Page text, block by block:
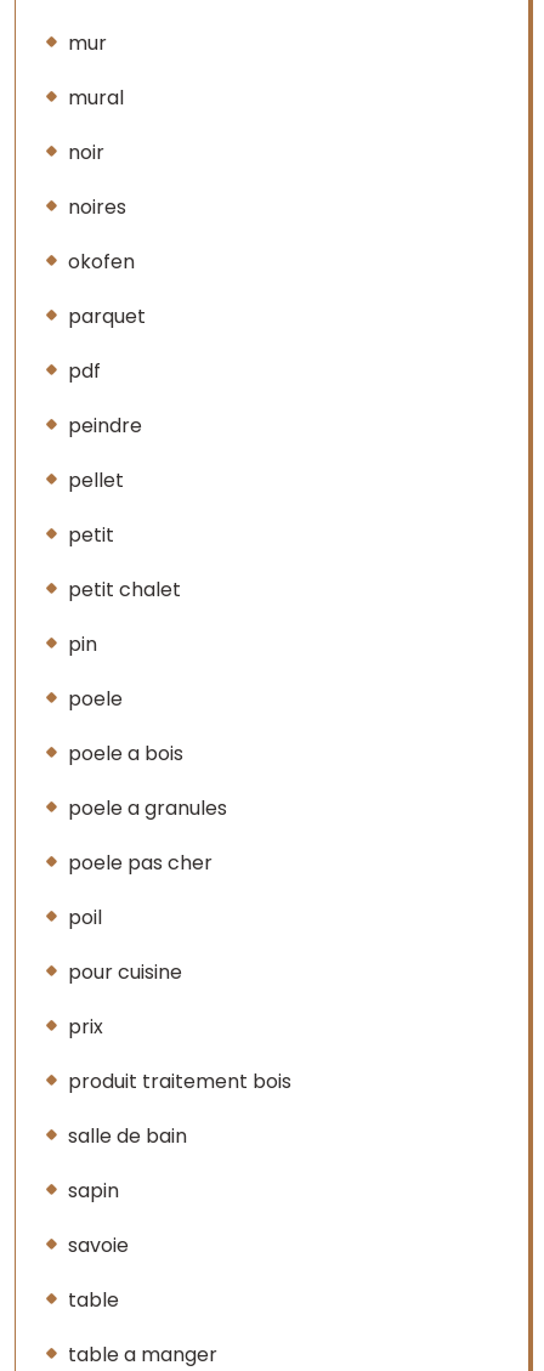
mur
mural
noir
noires
okofen
parquet
pdf
peindre
pellet
petit
petit chalet
pin
poele
poele a bois
poele a granules
poele pas cher
poil
pour cuisine
prix
produit traitement bois
salle de bain
sapin
savoie
table
table a manger